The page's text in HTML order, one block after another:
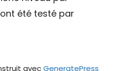
été testé par
avecGeneratePress